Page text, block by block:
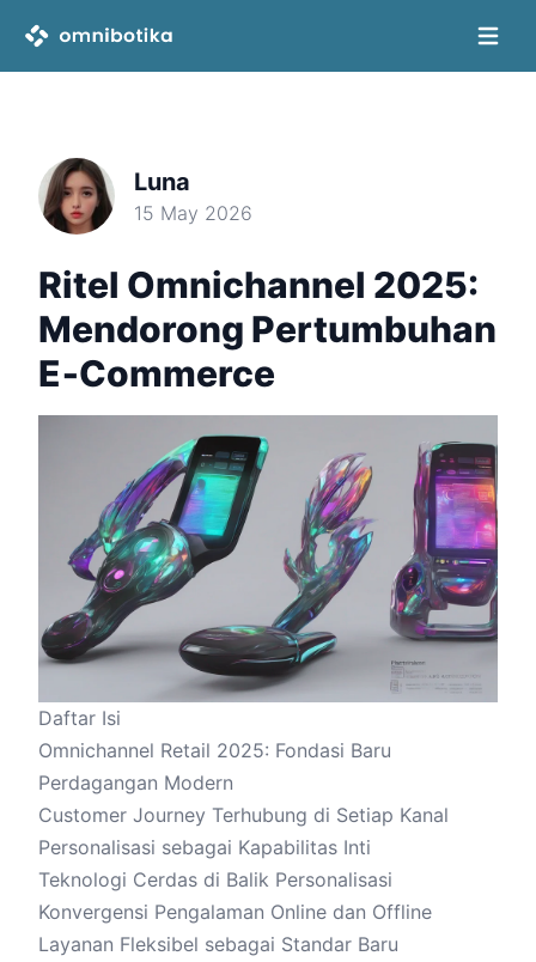
Open
Luna
15 May 2026
Ritel Omnichannel 2025:
Mendorong Pertumbuhan
E‑Commerce
Daftar Isi
Omnichannel Retail 2025: Fondasi Baru
Perdagangan Modern
Customer Journey Terhubung di Setiap Kanal
Personalisasi sebagai Kapabilitas Inti
Teknologi Cerdas di Balik Personalisasi
Konvergensi Pengalaman Online dan Offline
Layanan Fleksibel sebagai Standar Baru